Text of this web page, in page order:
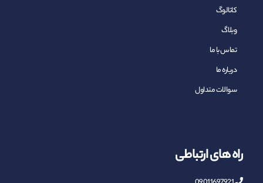
کاتالوگ
وبلاگ
تماس با ما
درباره ما
سوالات متداول
راه های ارتباطی